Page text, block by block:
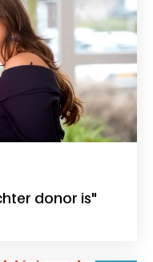
donor is"
dat mijn dochter